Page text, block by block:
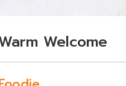
Welcome